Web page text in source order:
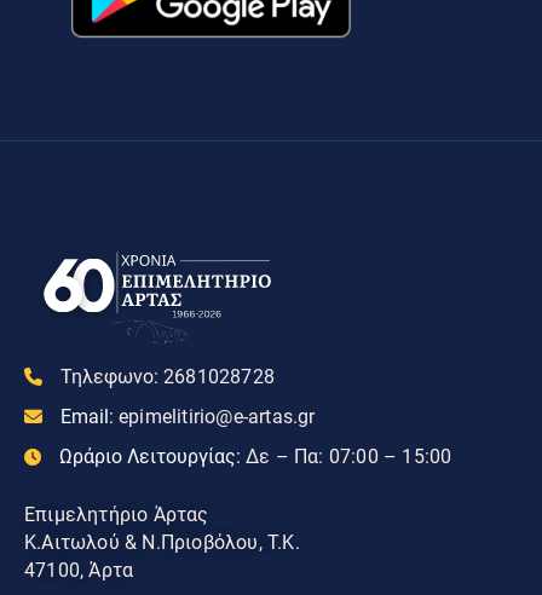
Τηλεφωνο: 2681028728
Email: epimelitirio@e-artas.gr
Ωράριο Λειτουργίας: Δε – Πα: 07:00 – 15:00
Επιμελητήριο Άρτας
Κ.Αιτωλού & Ν.Πριοβόλου, Τ.Κ.
47100, Άρτα